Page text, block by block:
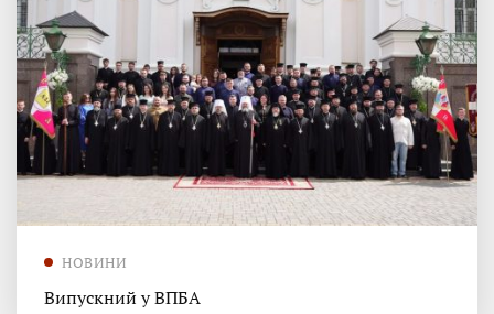
НОВИНИ
Випускний у ВПБА